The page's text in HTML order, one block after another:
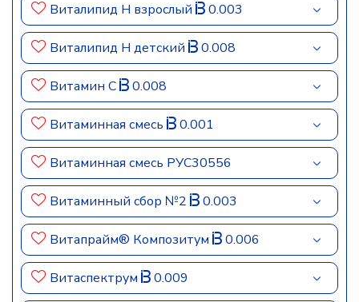
Виталипид Н взрослый 0.003
Виталипид Н детский 0.008
Витамин C 0.008
Витаминная смесь 0.001
Витаминная смесь РУС30556
Витаминный сбор №2 0.003
Витапрайм® Композитум 0.006
Витаспектрум 0.009